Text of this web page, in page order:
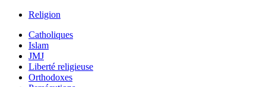
Religion
Catholiques
Islam
JMJ
Liberté religieuse
Orthodoxes